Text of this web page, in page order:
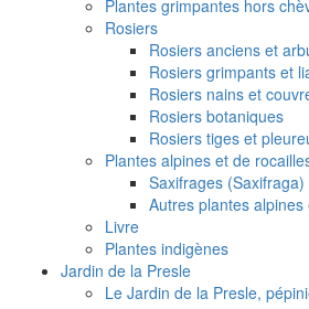
Plantes grimpantes hors
Rosiers
Rosiers anciens et
Rosiers grimpants et
Rosiers nains et
Rosiers botaniques
Rosiers tiges et
Plantes alpines et de
Saxifrages (Saxifraga)
Autres plantes
Livre
Plantes indigènes
Jardin de la Presle
Le Jardin de la Presle,